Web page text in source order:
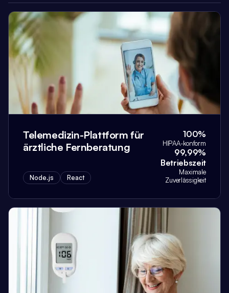
Telemedizin-Plattform für
ärztliche Fernberatung
Node.js React
100%
HIPAA-konform
99,99%
Betriebszeit
Maximale
Zuverlässigkeit